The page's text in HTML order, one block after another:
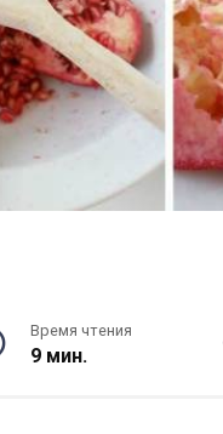
Время чтения
9 мин.